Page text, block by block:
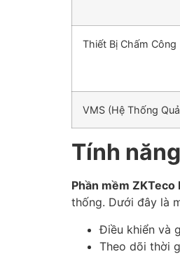
Thiết Bị Chấm Công
VMS (Hệ Thống
Tính
Phần mềm ZKTeco
thống. Dưới đây là
Điều khiển và
Theo dõi thời